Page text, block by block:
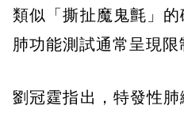
類似「撕扯魔鬼氈」
肺功能測試通常呈現限
劉冠霆指出，特發性